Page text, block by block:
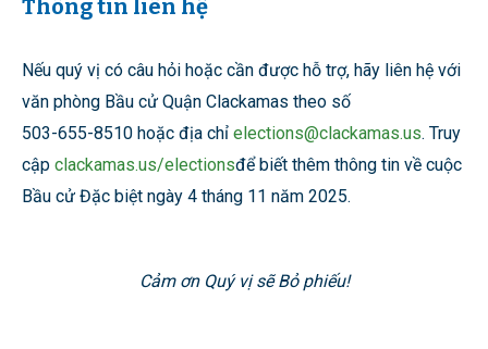
Thông tin liên hệ
Nếu quý vị có câu hỏi hoặc cần được hỗ trợ, hãy liên hệ với
văn phòng Bầu cử Quận Clackamas theo số
503-655-8510 hoặc địa chỉ elections@clackamas.us. Truy
cập clackamas.us/electionsđể biết thêm thông tin về cuộc
Bầu cử Đặc biệt ngày 4 tháng 11 năm 2025.
Cảm ơn Quý vị sẽ Bỏ phiếu!